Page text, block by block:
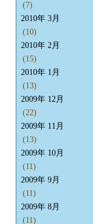
(7)
2010年 3月
(10)
2010年 2月
(15)
2010年 1月
(13)
2009年 12月
(22)
2009年 11月
(13)
2009年 10月
(11)
2009年 9月
(11)
2009年 8月
(11)